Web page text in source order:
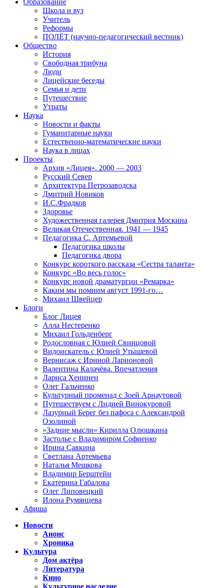
Образование
Школа и вуз
Учитель
Реформы
ПОЛЁТ (научно-педагогический вестник)
Общество
История
Свободная трибуна
Люди
Лицейские беседы
Семья и дети
Путешествие
Утраты
Наука
Новости и факты
Гуманитарные науки
Естественно-математические науки
Наука в лицах
Проекты
Архив «Лицея». 2000 — 2003
Русский Север
Архитектура Петрозаводска
Дмитрий Новиков
И.С.Фрадков
Здоровье
Художественная галерея Дмитрия Москина
Великая Отечественная. 1941 — 1945
Педагогика С. Артемьевой
Педагогика школы
Педагогика двора
Конкурс короткого рассказа «Сестра таланта»
Конкурс «Во весь голос»
Конкурс новой драматургии «Ремарка»
Каким мы помним август 1991-го…
Михаил Швейцер
Блоги
Блог Лицея
Алла Нестеренко
Михаил Гольденберг
Родословная с Юлией Свинцовой
Видоискатель с Юлией Утышевой
Вернисаж с Ириной Ларионовой
Валентина Калачёва. Впечатления
Лариса Хенинен
Олег Гальченко
Культурный променад с Зоей Арнаутовой
Путешествуем с Лидией Винокуровой
Лазурный Берег без пафоса с Александрой
Озолиной
«Задние мысли» Кирилла Олюшкина
Застолье с Владимиром Софиенко
Ирина Савкина
Светлана Артемьева
Наталья Мешкова
Владимир Берштейн
Екатерина Габалова
Олег Липовецкий
Илона Румянцева
Афиша
Новости
Анонс
Хроника
Культура
Дом актёра
Литература
Кино